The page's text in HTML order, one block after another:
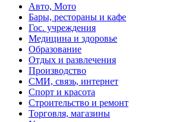
Авто, Мото
Бары, рестораны и кафе
Гос. учреждения
Медицина и здоровье
Образование
Отдых и развлечения
Производство
СМИ, связь, интернет
Спорт и красота
Строительство и ремонт
Торговля, магазины